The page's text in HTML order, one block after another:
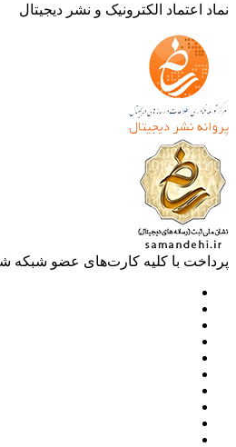
اعتماد الکترونیک و نشر دیجیتال
با کلیه کارت‌های عضو شبکه شتاب